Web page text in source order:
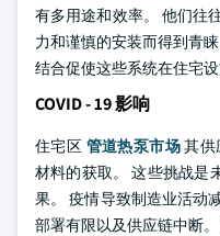
有多用途和效率。 他们往
力和谨慎的安装而得到青
结合促使这些系统在住宅设
COVID - 19 影响
住宅区 管道热泵市场其供
材料的获取。 这些挑战是
果。 疫情导致制造业活动
部署有限以及供应链中断